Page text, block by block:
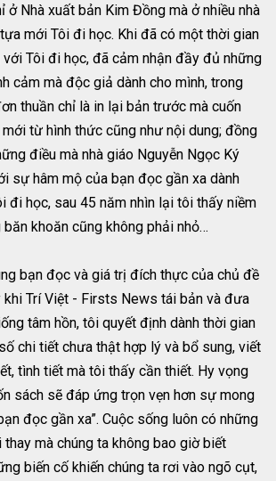
ở Nhà xuất bản Kim Đồng mà ở nhiều nhà
mới Tôi đi học. Khi đã có một thời gian
Tôi đi học, đã cảm nhận đầy đủ những
cảm mà độc giả dành cho mình, trong
thuần chỉ là in lại bản trước mà cuốn
từ hình thức cũng như nội dung; đồng
điều mà nhà giáo Nguyễn Ngọc Ký
sự hâm mộ của bạn đọc gần xa dành
đi học, sau 45 năm nhìn lại tôi thấy niềm
khoăn cũng không phải nhỏ…
bạn đọc và giá trị đích thực của chủ đề
khi Trí Việt - Firsts News tái bản và đưa
tâm hồn, tôi quyết định dành thời gian
chi tiết chưa thật hợp lý và bổ sung, viết
tình tiết mà tôi thấy cần thiết. Hy vọng
sách sẽ đáp ứng trọn vẹn hơn sự mong
đọc gần xa”. Cuộc sống luôn có những
mà chúng ta không bao giờ biết
biến cố khiến chúng ta rơi vào ngõ cụt,